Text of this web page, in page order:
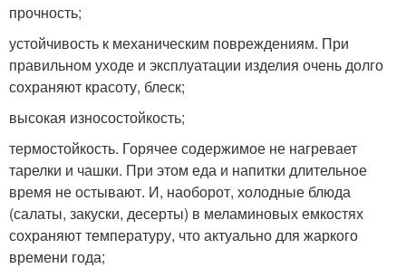
прочность;
устойчивость к механическим повреждениям. При
правильном уходе и эксплуатации изделия очень долго
сохраняют красоту, блеск;
высокая износостойкость;
термостойкость. Горячее содержимое не нагревает
тарелки и чашки. При этом еда и напитки длительное
время не остывают. И, наоборот, холодные блюда
(салаты, закуски, десерты) в меламиновых емкостях
сохраняют температуру, что актуально для жаркого
времени года;